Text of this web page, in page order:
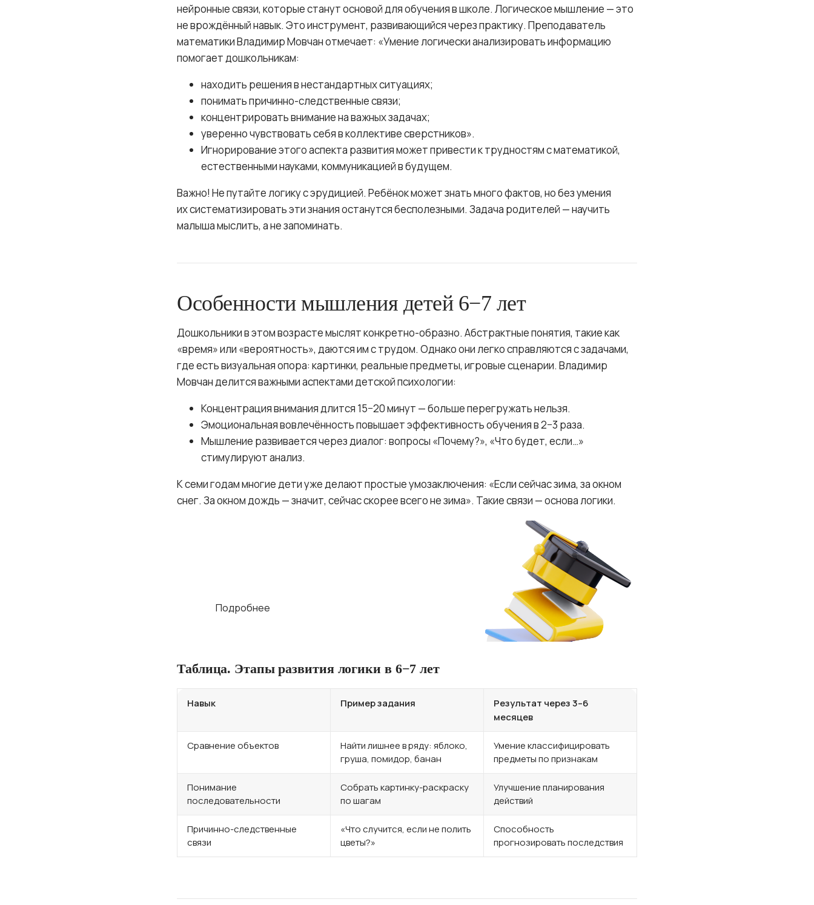
нейронные связи, которые станут основой для обучения в школе. Логическое мышление — это
не врождённый навык. Это инструмент, развивающийся через практику. Преподаватель
математики Владимир Мовчан отмечает: «Умение логически анализировать информацию
помогает дошкольникам:
находить решения в нестандартных ситуациях;
понимать причинно-следственные связи;
концентрировать внимание на важных задачах;
уверенно чувствовать себя в коллективе сверстников».
Игнорирование этого аспекта развития может привести к трудностям с математикой,
естественными науками, коммуникацией в будущем.
Важно! Не путайте логику с эрудицией. Ребёнок может знать много фактов, но без умения
их систематизировать эти знания останутся бесполезными. Задача родителей — научить
малыша мыслить, а не запоминать.
Особенности мышления детей 6−7 лет
Дошкольники в этом возрасте мыслят конкретно-образно. Абстрактные понятия, такие как
«время» или «вероятность», даются им с трудом. Однако они легко справляются с задачами,
где есть визуальная опора: картинки, реальные предметы, игровые сценарии. Владимир
Мовчан делится важными аспектами детской психологии:
Концентрация внимания длится 15−20 минут — больше перегружать нельзя.
Эмоциональная вовлечённость повышает эффективность обучения в 2−3 раза.
Мышление развивается через диалог: вопросы «Почему?», «Что будет, если…»
стимулируют анализ.
К семи годам многие дети уже делают простые умозаключения: «Если сейчас зима, за окном
снег. За окном дождь — значит, сейчас скорее всего не зима». Такие связи — основа логики.
Подробнее
Таблица. Этапы развития логики в 6−7 лет
Навык Пример задания
Результат через 3–6
месяцев
Сравнение объектов
Найти лишнее в ряду: яблоко,
груша, помидор, банан
Умение классифицировать
предметы по признакам
Понимание
последовательности
Собрать картинку-раскраску
по шагам
Улучшение планирования
действий
Причинно-следственные
связи
«Что случится, если не полить
цветы?»
Способность
прогнозировать последствия